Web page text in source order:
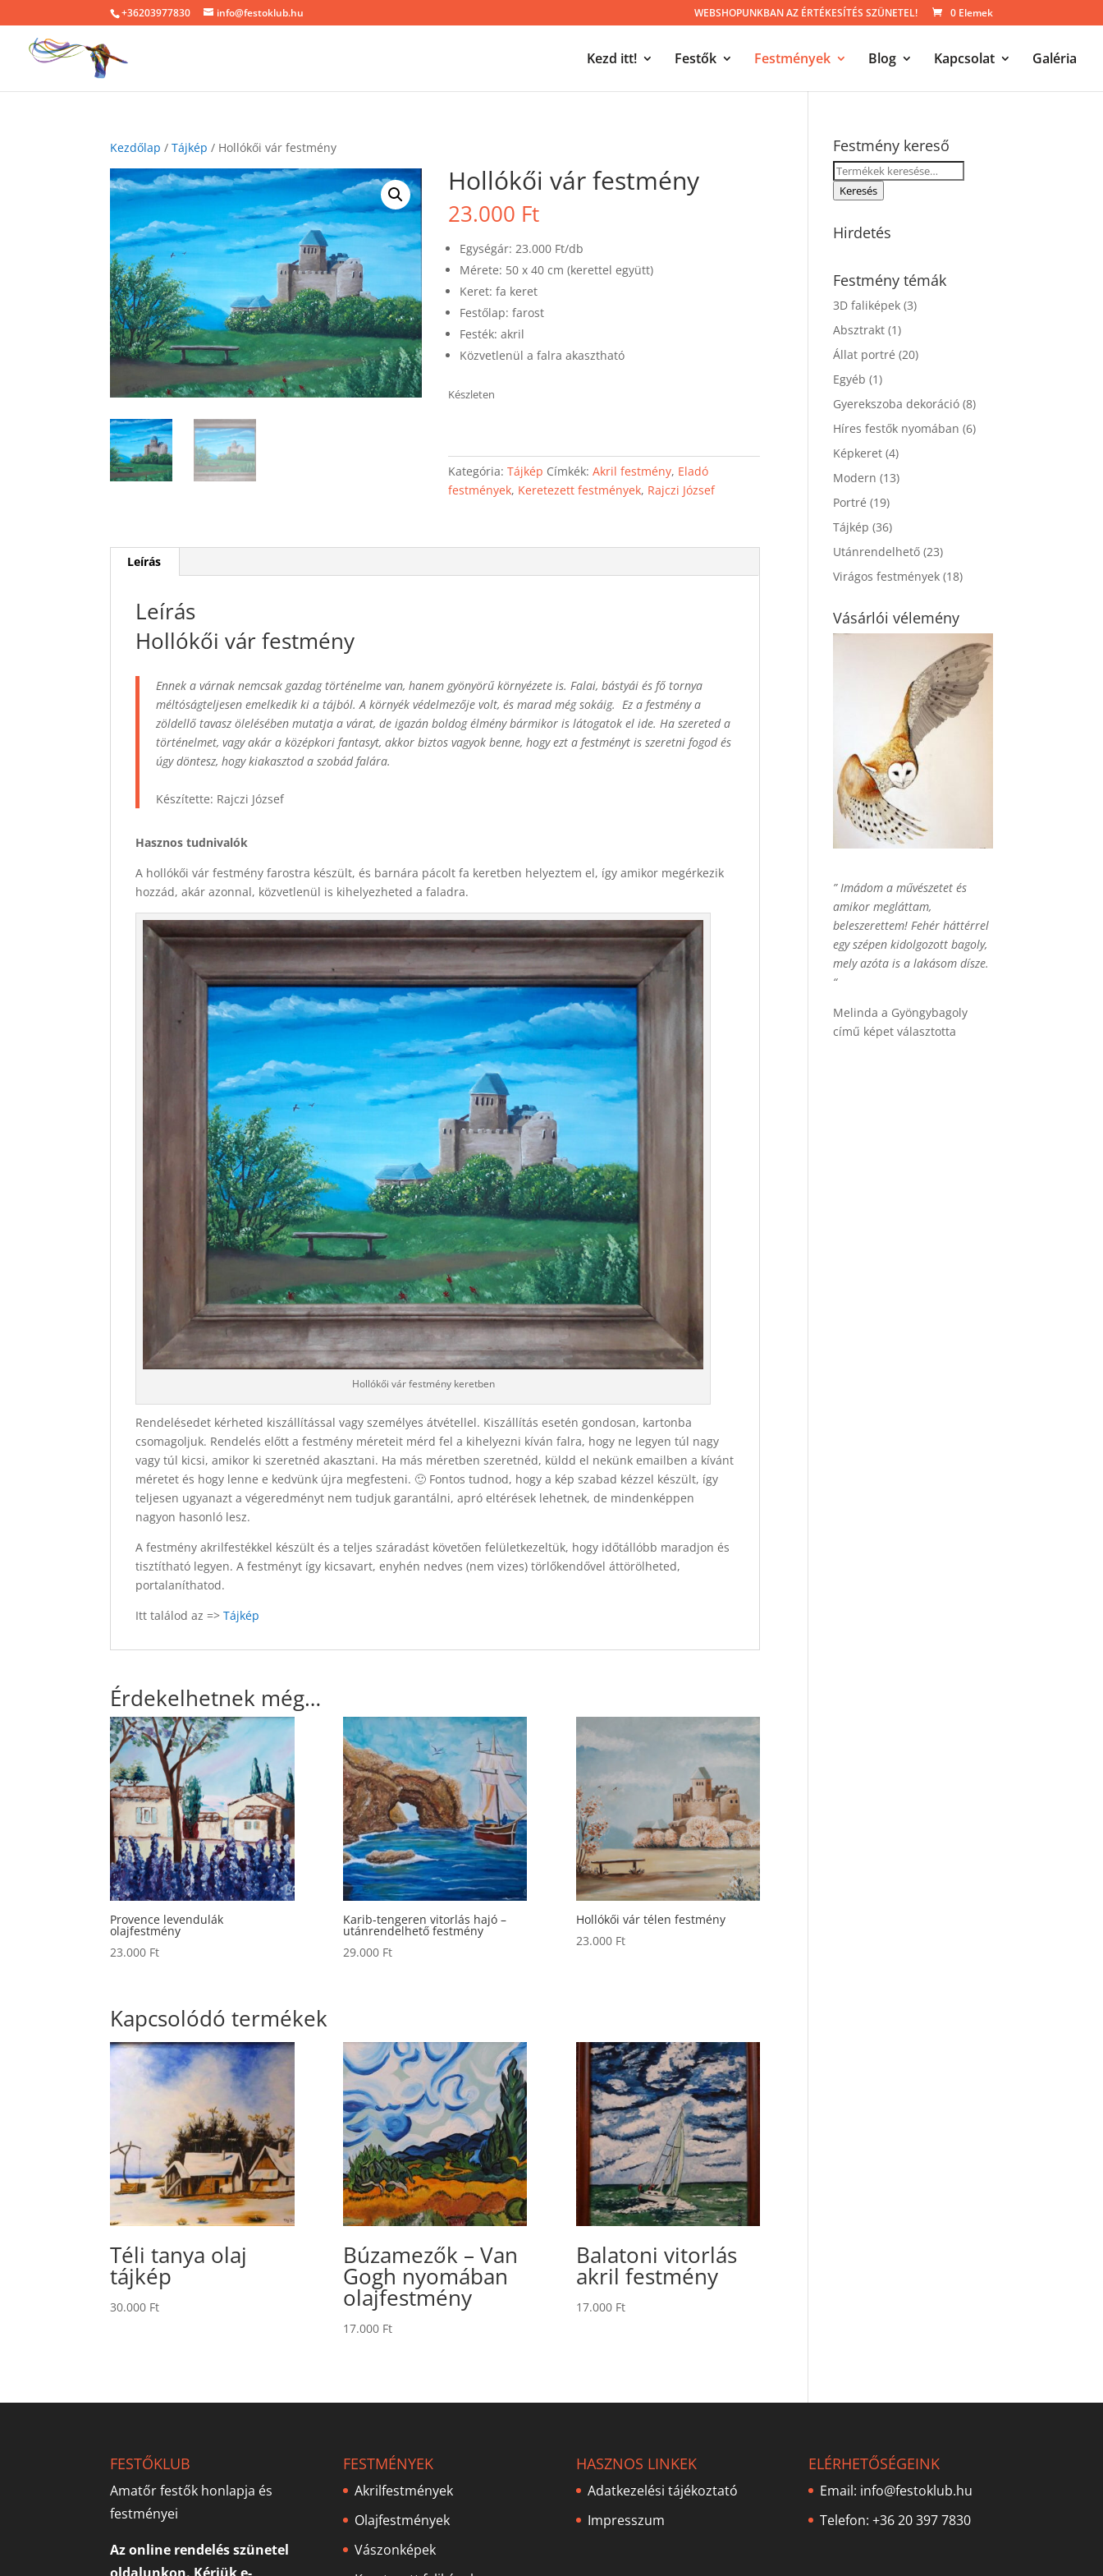
+36203977830 info@festoklub.hu WEBSHOPUNKBAN AZ ÉRTÉKESÍTÉS SZÜNETEL! 0 Elemek
Kezd itt! Festők Festmények Blog Kapcsolat Galéria
Kezdőlap /Tájkép / Hollókői vár festmény
Hollókői vár festmény
23.000 Ft
Egységár: 23.000 Ft/db
Mérete: 50 x 40 cm (kerettel együtt)
Keret: fa keret
Festőlap: farost
Festék: akril
Közvetlenül a falra akasztható
Készleten
Kategória:Tájkép Címkék:Akril festmény, Eladó
festmények, Keretezett festmények, Rajczi József
Leírás
Leírás
Hollókői vár festmény
Ennek a várnak nemcsak gazdag történelme van, hanem gyönyörű környézete is. Falai, bástyái és fő tornya
méltóságteljesen emelkedik ki a tájból. A környék védelmezője volt, és marad még sokáig. Ez a festmény a
zöldellő tavasz ölelésében mutatja a várat, de igazán boldog élmény bármikor is látogatok el ide. Ha szereted a
történelmet, vagy akár a középkori fantasyt, akkor biztos vagyok benne, hogy ezt a festményt is szeretni fogod és
úgy döntesz, hogy kiakasztod a szobád falára.
Készítette: Rajczi József
Hasznos tudnivalók
A hollókői vár festmény farostra készült, és barnára pácolt fa keretben helyeztem el, így amikor megérkezik
hozzád, akár azonnal, közvetlenül is kihelyezheted a faladra.
Hollókői vár festmény keretben
Rendelésedet kérheted kiszállítással vagy személyes átvétellel. Kiszállítás esetén gondosan, kartonba
csomagoljuk. Rendelés előtt a festmény méreteit mérd fel a kihelyezni kíván falra, hogy ne legyen túl nagy
vagy túl kicsi, amikor ki szeretnéd akasztani. Ha más méretben szeretnéd, küldd el nekünk emailben a kívánt
méretet és hogy lenne e kedvünk újra megfesteni. 🙂 Fontos tudnod, hogy a kép szabad kézzel készült, így
teljesen ugyanazt a végeredményt nem tudjuk garantálni, apró eltérések lehetnek, de mindenképpen
nagyon hasonló lesz.
A festmény akrilfestékkel készült és a teljes száradást követően felületkezeltük, hogy időtállóbb maradjon és
tisztítható legyen. A festményt így kicsavart, enyhén nedves (nem vizes) törlőkendővel áttörölheted,
portalaníthatod.
Itt találod az =>Tájkép
Érdekelhetnek még…
Provence levendulák
olajfestmény
23.000 Ft
Karib-tengeren vitorlás hajó –
utánrendelhető festmény
29.000 Ft
Hollókői vár télen festmény
23.000 Ft
Kapcsolódó termékek
Téli tanya olaj
tájkép
30.000 Ft
Búzamezők – Van
Gogh nyomában
olajfestmény
17.000 Ft
Balatoni vitorlás
akril festmény
17.000 Ft
Festmény kereső
Keresés
a Keresés
Hirdetés
Festmény témák
3D faliképek (3)
Absztrakt (1)
Állat portré (20)
Egyéb (1)
Gyerekszoba dekoráció (8)
Híres festők nyomában (6)
Képkeret (4)
Modern (13)
Portré (19)
Tájkép (36)
Utánrendelhető (23)
Virágos festmények (18)
Vásárlói vélemény
” Imádom a művészetet és
amikor megláttam,
beleszerettem! Fehér háttérrel
egy szépen kidolgozott bagoly,
mely azóta is a lakásom dísze.
“
Melinda a Gyöngybagoly
című képet választotta
FESTŐKLUB
Amatőr festők honlapja és
festményei
Az online rendelés szünetel
FESTMÉNYEK
Akrilfestmények
Olajfestmények
Vászonképek
HASZNOS LINKEK
Adatkezelési tájékoztató
Impresszum
ELÉRHETŐSÉGEINK
Email: info@festoklub.hu
Telefon: +36 20 397 7830